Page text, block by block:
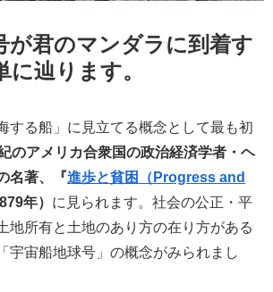
が君のマンダラに到着す
に辿ります。
する船」に見立てる概念として最も初
のアメリカ合衆国の政治経済学者・ヘ
名著、『進歩と貧困（Progress and
年） に見られます。社会の公正・平
地所有と土地のあり方の在り方がある
宇宙船地球号」の概念がみられまし